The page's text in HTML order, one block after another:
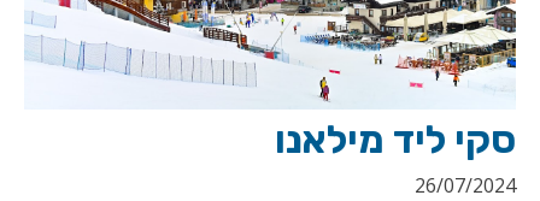
סקי ליד מילאנו
26/07/2024